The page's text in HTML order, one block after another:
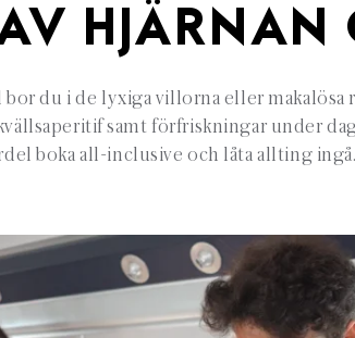
HJÄRNAN
du i de lyxiga villorna eller makalösa
samt förfriskningar under
boka all-inclusive och låta allting